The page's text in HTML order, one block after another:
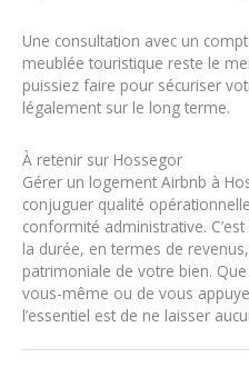
Une consultation avec un
meublée touristique reste le
puissiez faire pour sécuriser
légalement sur le long terme.
À retenir sur Hossegor
Gérer un logement Airbnb à
conjuguer qualité
conformité administrative.
la durée, en termes de
patrimoniale de votre bien.
vous-même ou de vous
l’essentiel est de ne laisser